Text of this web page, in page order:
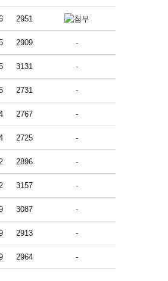
2951
2909 -
3131 -
2731 -
2767 -
2725 -
2896 -
3157 -
3087 -
2913 -
2964 -